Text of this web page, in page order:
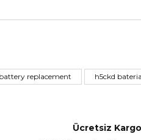
replacement h5ckd bateria
Ücretsiz Kargo